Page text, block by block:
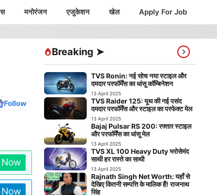
मनोरंजन एजुकेशन खेल Apply For Job
Follow
Breaking ➤
TVS Ronin: नई सोच नया स्टाइल और
दमदार परफॉर्मेंस का धांसू कॉम्बिनेशन
13 April 2025
TVS Raider 125: यूथ की नई पसंद
दमदार परफॉर्मेंस और स्टाइल का परफेक्ट मेल
13 April 2025
Bajaj Pulsar RS 200: रफ्तार स्टाइल
और परफॉर्मेंस का धांसू मेल
13 April 2025
TVS XL 100 Heavy Duty भरोसेमंद
साथी हर रास्ते का साथी
13 April 2025
Rajnath Singh Net Worth: यहाँ से
देखिए कितनी सम्पत्ति के मालिक हैं! राजनाथ
सिंह